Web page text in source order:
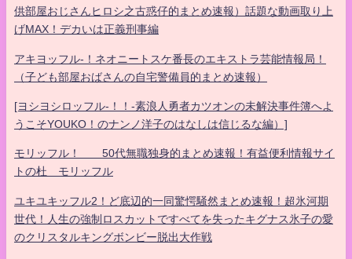
供部屋おじさんヒロシ之古惑仔的まとめ速報）話題な動画取り上
げMAX！デカいは正義刑事編
アキヨッフル-！ネオニートスケ番長のエキストラ芸能情報局！
（子ども部屋おばさんの自宅警備員的まとめ速報）
[ヨシヨシロッフル-！！-素浪人勇者カツオンの未解決事件簿へよ
うこそYOUKO！のナンノ洋子のはなしは信じるな編）]
モリッフル！ 50代無職独身的まとめ速報！有益便利情報サイ
トの杜 モリッフル
ユキユキッフル2！ど底辺的一同驚愕騒然まとめ速報！超氷河期
世代！人生の強制ロスカットですべてを失ったキグナス氷子の愛
のクリスタルキングボンビー脱出大作戦